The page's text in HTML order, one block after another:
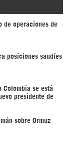
de operaciones de
posiciones saudíes
Colombia se está
presidente de
sobre Ormuz